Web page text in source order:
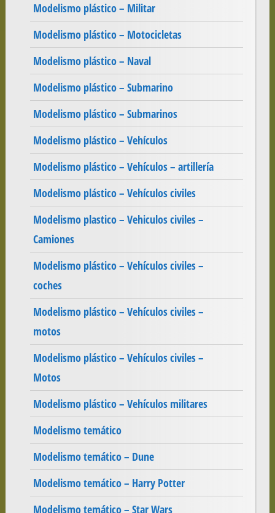
Modelismo plástico – Militar
Modelismo plástico – Motocicletas
Modelismo plástico – Naval
Modelismo plástico – Submarino
Modelismo plástico – Submarinos
Modelismo plástico – Vehículos
Modelismo plástico – Vehículos – artillería
Modelismo plástico – Vehículos civiles
Modelismo plastico – Vehiculos civiles –
Camiones
Modelismo plástico – Vehículos civiles –
coches
Modelismo plástico – Vehículos civiles –
motos
Modelismo plástico – Vehículos civiles –
Motos
Modelismo plástico – Vehículos militares
Modelismo temático
Modelismo temático – Dune
Modelismo temático – Harry Potter
Modelismo temático – Star Wars